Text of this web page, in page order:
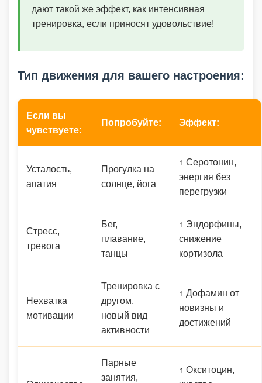
дают такой же эффект, как интенсивная
тренировка, если приносят удовольствие!
Тип движения для вашего настроения:
Если вы
чувствуете:
Попробуйте: Эффект:
Усталость,
апатия
Прогулка на
солнце, йога
↑ Серотонин,
энергия без
перегрузки
Стресс,
тревога
Бег,
плавание,
танцы
↑ Эндорфины,
снижение
кортизола
Нехватка
мотивации
Тренировка с
другом,
новый вид
активности
↑ Дофамин от
новизны и
достижений
Парные
занятия,
↑ Окситоцин,